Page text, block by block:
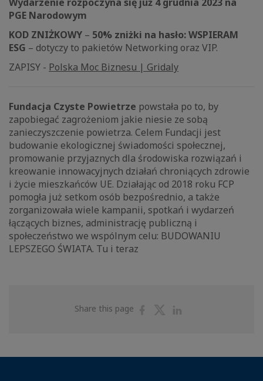
Wydarzenie rozpoczyna się już 4 grudnia 2023 na
PGE Narodowym
KOD ZNIŻKOWY – 50% zniżki na hasło: WSPIERAM
ESG – dotyczy to pakietów Networking oraz VIP.
ZAPISY - Polska Moc Biznesu | Gridaly
Fundacja Czyste Powietrze powstała po to, by
zapobiegać zagrożeniom jakie niesie ze sobą
zanieczyszczenie powietrza. Celem Fundacji jest
budowanie ekologicznej świadomości społecznej,
promowanie przyjaznych dla środowiska rozwiązań i
kreowanie innowacyjnych działań chroniących zdrowie
i życie mieszkańców UE. Działając od 2018 roku FCP
pomogła już setkom osób bezpośrednio, a także
zorganizowała wiele kampanii, spotkań i wydarzeń
łączących biznes, administrację publiczną i
społeczeństwo we wspólnym celu: BUDOWANIU
LEPSZEGO ŚWIATA. Tu i teraz
Share this page
ShareShare